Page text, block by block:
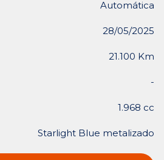
Automática
28/05/2025
21.100 Km
-
1.968 cc
Starlight Blue metalizado